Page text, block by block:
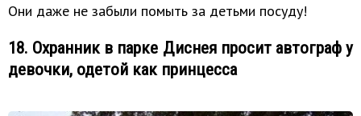
Они даже не забыли помыть за детьми посуду!
18. Охранник в парке Диснея просит автограф у
девочки, одетой как принцесса